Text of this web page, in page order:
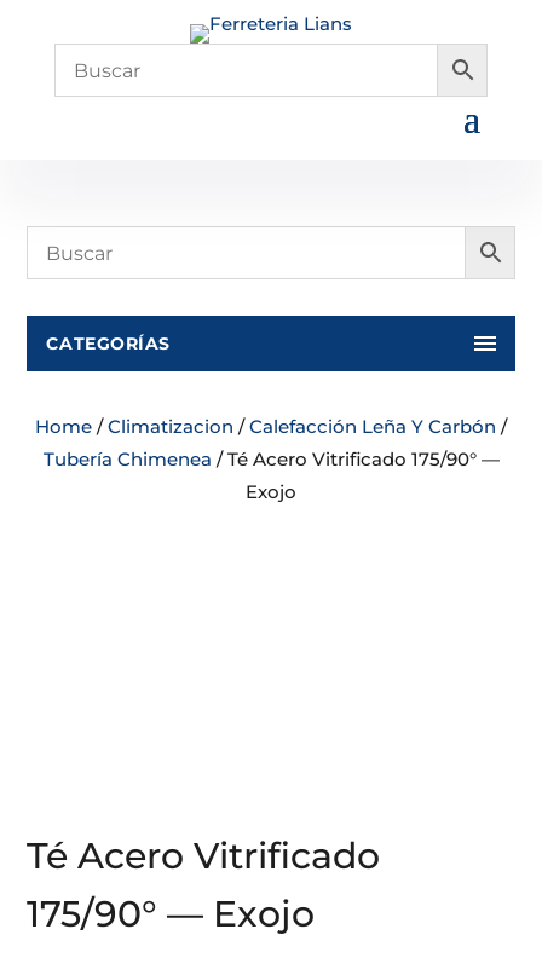
CATEGORÍAS
Home /Climatizacion /Calefacción Leña Y Carbón /
Tubería Chimenea / Té Acero Vitrificado 175/90° —
Exojo
Té Acero Vitrificado
175/90° — Exojo